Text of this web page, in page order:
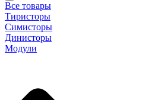
Все товары
Тиристоры
Симисторы
Динисторы
Модули